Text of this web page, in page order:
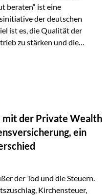
beraten“ ist eine
der deutschen
ist es, die Qualität der
zu stärken und die
Seit der
tätige Personen in der
Weiterbildungsdatenbank
Bildungsmaßnahmen
werden. „gut beraten“
können unsere
mit der Private Wealth
ein
der Tod und die Steuern.
Kirchensteuer,